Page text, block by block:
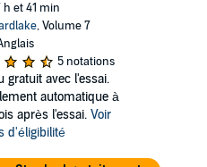
h et 41 min
, Volume 7
5 notations
gratuit avec l'essai.
automatique à
après l'essai. Voir
d'éligibilité